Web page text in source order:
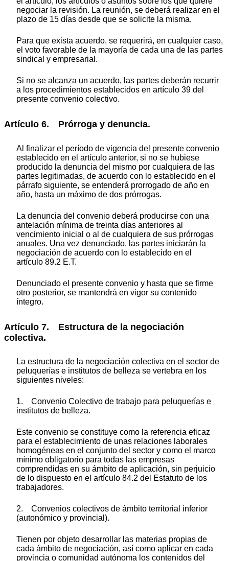
negociar la revisión. La reunión, se deberá realizar en el
plazo de 15 días desde que se solicite la misma.
Para que exista acuerdo, se requerirá, en cualquier caso,
el voto favorable de la mayoría de cada una de las partes
sindical y empresarial.
Si no se alcanza un acuerdo, las partes deberán recurrir
a los procedimientos establecidos en artículo 39 del
presente convenio colectivo.
Artículo 6. Prórroga y denuncia.
Al finalizar el período de vigencia del presente convenio
establecido en el artículo anterior, si no se hubiese
producido la denuncia del mismo por cualquiera de las
partes legitimadas, de acuerdo con lo establecido en el
párrafo siguiente, se entenderá prorrogado de año en
año, hasta un máximo de dos prórrogas.
La denuncia del convenio deberá producirse con una
antelación mínima de treinta días anteriores al
vencimiento inicial o al de cualquiera de sus prórrogas
anuales. Una vez denunciado, las partes iniciarán la
negociación de acuerdo con lo establecido en el
artículo 89.2 E.T.
Denunciado el presente convenio y hasta que se firme
otro posterior, se mantendrá en vigor su contenido
íntegro.
Artículo 7. Estructura de la negociación
colectiva.
La estructura de la negociación colectiva en el sector de
peluquerías e institutos de belleza se vertebra en los
siguientes niveles:
1. Convenio Colectivo de trabajo para peluquerías e
institutos de belleza.
Este convenio se constituye como la referencia eficaz
para el establecimiento de unas relaciones laborales
homogéneas en el conjunto del sector y como el marco
mínimo obligatorio para todas las empresas
comprendidas en su ámbito de aplicación, sin perjuicio
de lo dispuesto en el artículo 84.2 del Estatuto de los
trabajadores.
2. Convenios colectivos de ámbito territorial inferior
(autonómico y provincial).
Tienen por objeto desarrollar las materias propias de
cada ámbito de negociación, así como aplicar en cada
provincia o comunidad autónoma los contenidos del